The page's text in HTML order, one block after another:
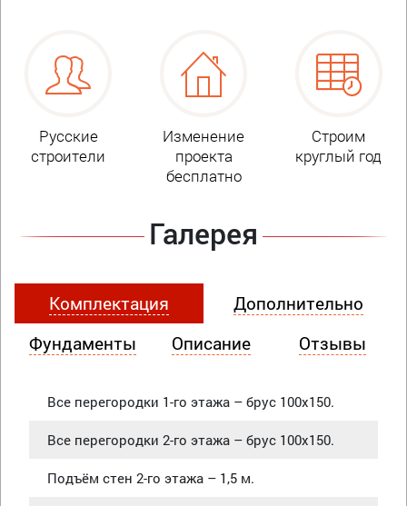
Русские
строители
Изменение
проекта
бесплатно
Строим
круглый год
Галерея
Комплектация
Дополнительно
Фундаменты
Описание Отзывы
Все перегородки 1-го этажа – брус 100х150.
Все перегородки 2-го этажа – брус 100х150.
Подъём стен 2-го этажа – 1,5 м.